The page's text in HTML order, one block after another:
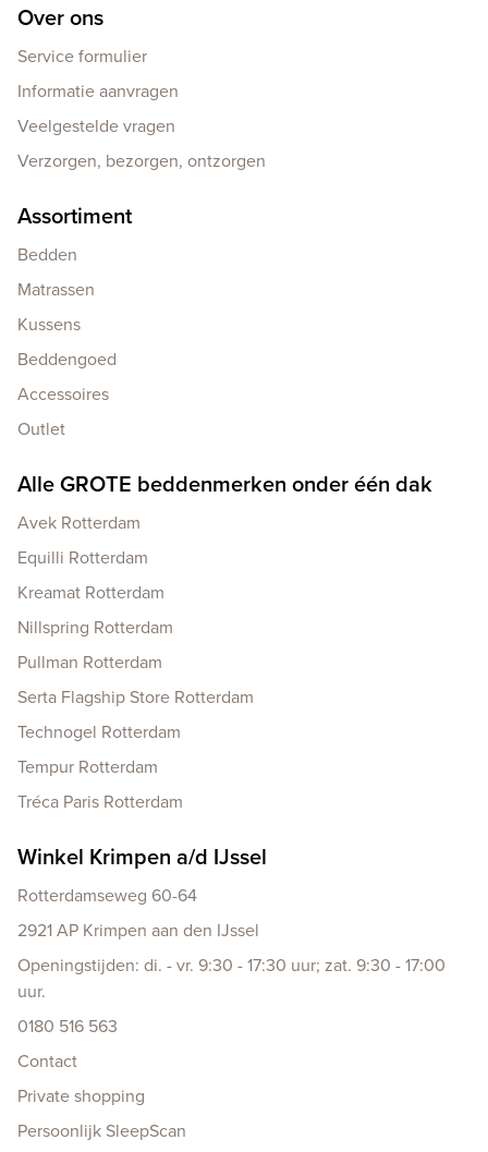
Over ons
Service formulier
Informatie aanvragen
Veelgestelde vragen
Verzorgen, bezorgen, ontzorgen
Assortiment
Bedden
Matrassen
Kussens
Beddengoed
Accessoires
Outlet
Alle GROTE beddenmerken onder één dak
Avek Rotterdam
Equilli Rotterdam
Kreamat Rotterdam
Nillspring Rotterdam
Pullman Rotterdam
Serta Flagship Store Rotterdam
Technogel Rotterdam
Tempur Rotterdam
Tréca Paris Rotterdam
Winkel Krimpen a/d IJssel
Rotterdamseweg 60-64
2921 AP Krimpen aan den IJssel
Openingstijden: di. - vr. 9:30 - 17:30 uur; zat. 9:30 - 17:00
uur.
0180 516 563
Contact
Private shopping
Persoonlijk SleepScan